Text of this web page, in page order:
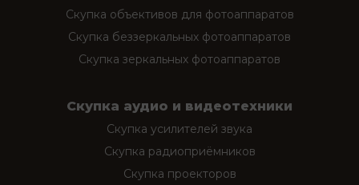
Скупка объективов для фотоаппаратов
Скупка беззеркальных фотоаппаратов
Скупка зеркальных фотоаппаратов
Скупка аудио и видеотехники
Скупка усилителей звука
Скупка радиоприёмников
Скупка проекторов